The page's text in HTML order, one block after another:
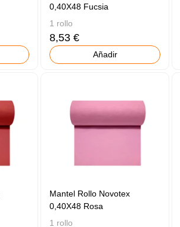
0,40X48 Fucsia
1 rollo
8,53 €
Añadir
Mantel Rollo Novotex
0,40X48 Rosa
1 rollo